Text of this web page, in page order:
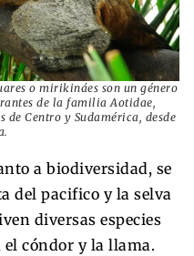
o mirikináes son un género
de la familia Aotidae,
Centro y Sudamérica, desde
a biodiversidad, se
del pacifico y la selva
diversas especies
el cóndor y la llama.